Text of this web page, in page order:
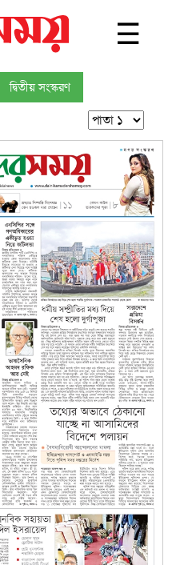
☰
দ্বিতীয় সংস্করণ